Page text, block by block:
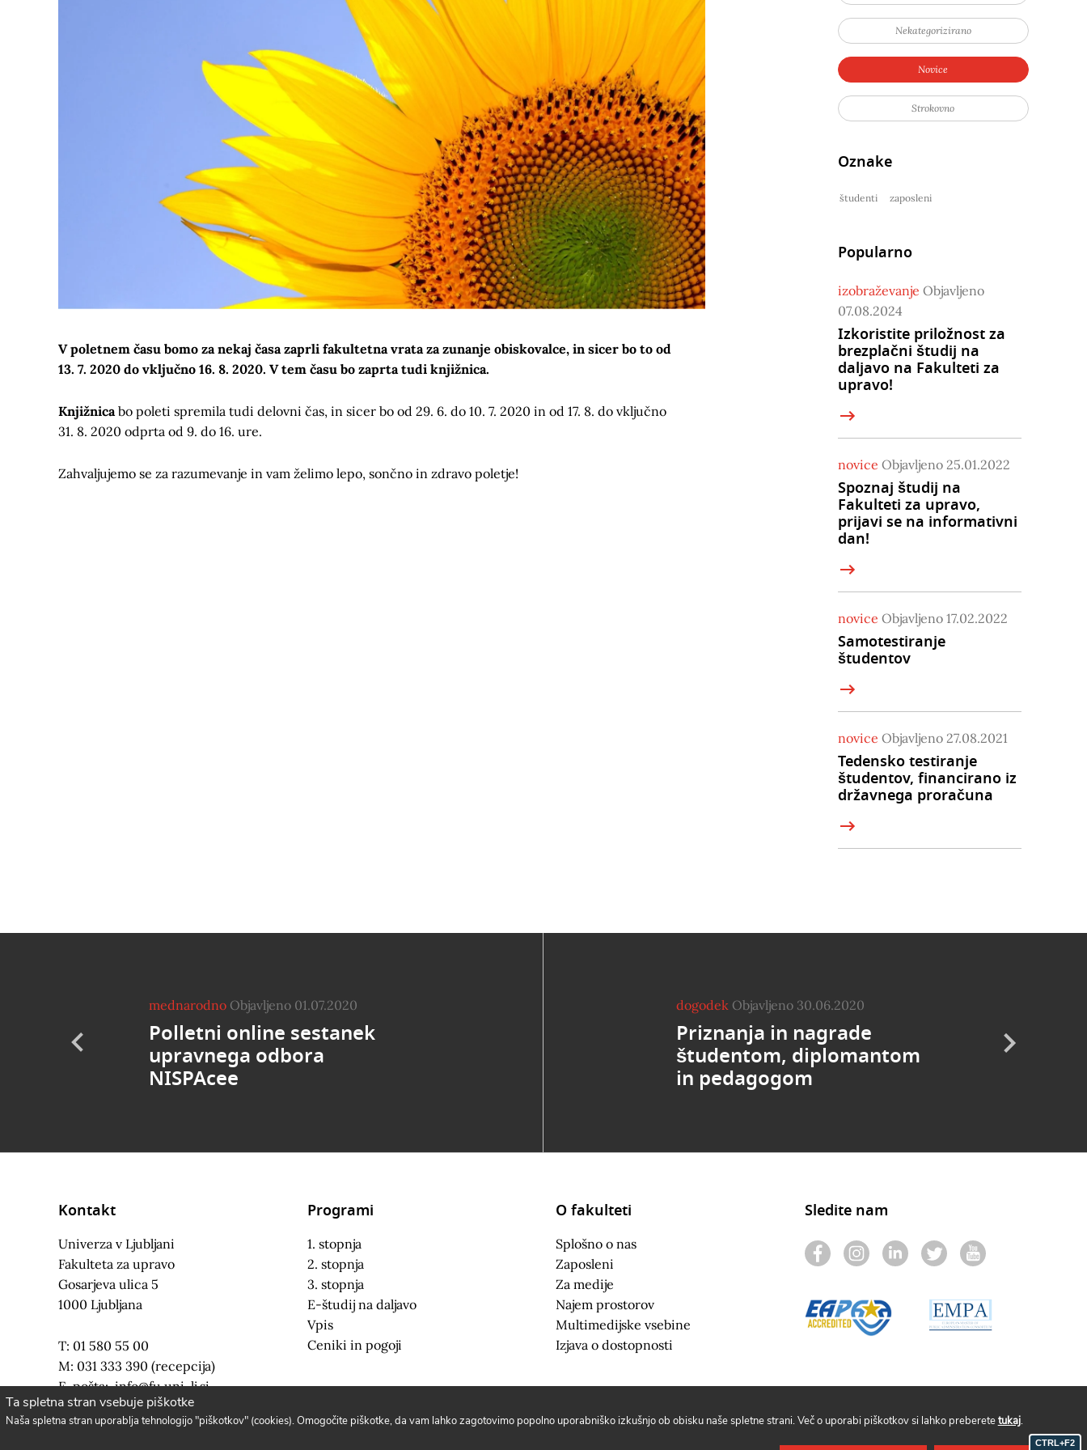
CTRL+F2
Ta spletna stran vsebuje piškotke
Naša spletna stran uporablja tehnologijo "piškotkov" (cookies). Omogočite piškotke, da vam lahko zagotovimo popolno uporabniško izkušnjo ob obisku naše spletne strani. Več o uporabi piškotkov si lahko preberetetukaj.
Nekategorizirano
Novice
Strokovno
Oznake
študenti zaposleni
Popularno
izobraževanje Objavljeno
07.08.2024
Izkoristite priložnost za
brezplačni študij na
daljavo na Fakulteti za
upravo!
novice Objavljeno 25.01.2022
Spoznaj študij na
Fakulteti za upravo,
prijavi se na informativni
dan!
novice Objavljeno 17.02.2022
Samotestiranje
študentov
novice Objavljeno 27.08.2021
Tedensko testiranje
študentov, financirano iz
državnega proračuna
V poletnem času bomo za nekaj časa zaprli fakultetna vrata za zunanje obiskovalce, in sicer bo to od
13. 7. 2020 do vključno 16. 8. 2020. V tem času bo zaprta tudi knjižnica.
Knjižnica bo poleti spremila tudi delovni čas, in sicer bo od 29. 6. do 10. 7. 2020 in od 17. 8. do vključno
31. 8. 2020 odprta od 9. do 16. ure.
Zahvaljujemo se za razumevanje in vam želimo lepo, sončno in zdravo poletje!
mednarodno Objavljeno 01.07.2020
Polletni online sestanek
upravnega odbora
NISPAcee
dogodek Objavljeno 30.06.2020
Priznanja in nagrade
študentom, diplomantom
in pedagogom
Kontakt
Univerza v Ljubljani
Fakulteta za upravo
Gosarjeva ulica 5
1000 Ljubljana
T: 01 580 55 00
M: 031 333 390 (recepcija)
E-pošta:info@fu.uni-lj.si
Programi
1. stopnja
2. stopnja
3. stopnja
E-študij na daljavo
Vpis
Ceniki in pogoji
O fakulteti
Splošno o nas
Zaposleni
Za medije
Najem prostorov
Multimedijske vsebine
Izjava o dostopnosti
Sledite nam